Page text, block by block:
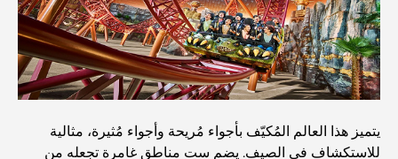
أغلى دولة في العالم: تصنيف عالمي لتكاليف المعيشة
البدنية في المنطقة المحيطة
يتميز هذا العالم المُكيّف بأجواء مُريحة وأجواء مُثيرة، مثالية
للاستكشاف في الصيف. يضم ست مناطق غامرة تجعله من